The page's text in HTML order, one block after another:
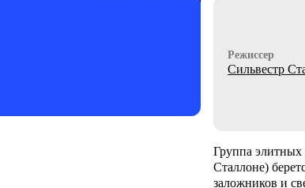
Режиссер
Сильвестр
Группа элитных
Сталлоне)
заложников и